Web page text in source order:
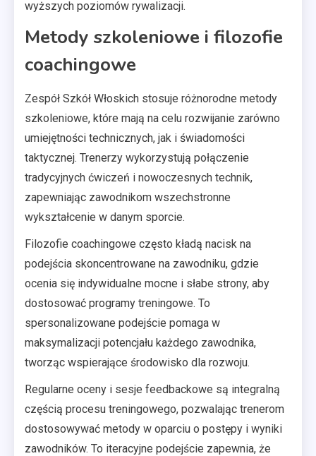
wyższych poziomów rywalizacji.
Metody szkoleniowe i filozofie
coachingowe
Zespół Szkół Włoskich stosuje różnorodne metody
szkoleniowe, które mają na celu rozwijanie zarówno
umiejętności technicznych, jak i świadomości
taktycznej. Trenerzy wykorzystują połączenie
tradycyjnych ćwiczeń i nowoczesnych technik,
zapewniając zawodnikom wszechstronne
wykształcenie w danym sporcie.
Filozofie coachingowe często kładą nacisk na
podejścia skoncentrowane na zawodniku, gdzie
ocenia się indywidualne mocne i słabe strony, aby
dostosować programy treningowe. To
spersonalizowane podejście pomaga w
maksymalizacji potencjału każdego zawodnika,
tworząc wspierające środowisko dla rozwoju.
Regularne oceny i sesje feedbackowe są integralną
częścią procesu treningowego, pozwalając trenerom
dostosowywać metody w oparciu o postępy i wyniki
zawodników. To iteracyjne podejście zapewnia, że